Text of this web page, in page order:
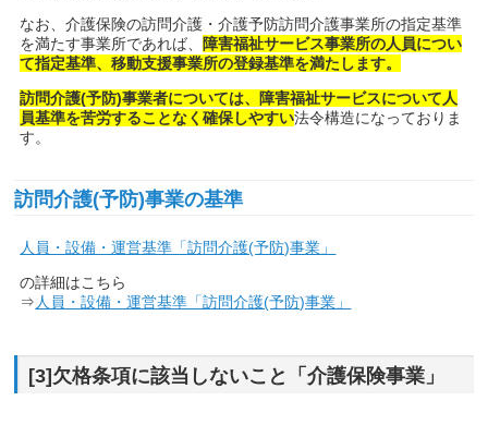
なお、介護保険の訪問介護・介護予防訪問介護事業所の指定基準
を満たす事業所であれば、 障害福祉サービス事業所の人員につい
て指定基準、移動支援事業所の登録基準を満たします。
訪問介護(予防)事業者については、障害福祉サービスについて人
員基準を苦労することなく確保しやすい法令構造になっておりま
す。
訪問介護(予防)事業の基準
人員・設備・運営基準「訪問介護(予防)事業」
の詳細はこちら
⇒ 人員・設備・運営基準「訪問介護(予防)事業」
[3]欠格条項に該当しないこと「介護保険事業」